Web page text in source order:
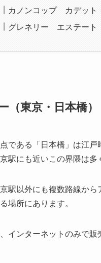
カノンコップ カデット
グレネリー エステート
（東京・日本橋）
である「日本橋」は江
駅にも近いこの界隈は多
駅以外にも複数路線か
場所にあります。
インターネットのみで